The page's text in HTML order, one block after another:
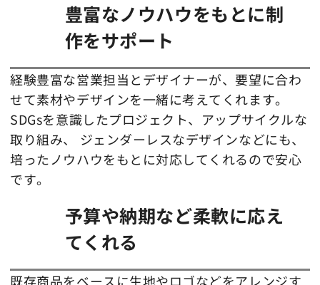
豊富なノウハウをもとに制
作をサポート
経験豊富な営業担当とデザイナーが、要望に合わ
せて素材やデザインを一緒に考えてくれます。
SDGsを意識したプロジェクト、アップサイクルな
取り組み、 ジェンダーレスなデザインなどにも、
培ったノウハウをもとに対応してくれるので安心
です。
予算や納期など柔軟に応え
てくれる
既存商品をベースに生地やロゴなどをアレンジす